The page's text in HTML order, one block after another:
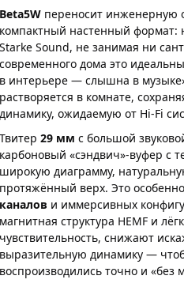
Beta5Wпереносит инженерную
компактный настенный формат:
Starke Sound, не занимая ни
современного дома это
в интерьере — слышна в
растворяется в комнате,
динамику, ожидаемую от Hi-Fi
Твитер 29 мм с большой
карбоновый «сэндвич»-вуфер с
широкую диаграмму,
протяжённый верх. Это
каналов и иммерсивных
магнитная структура HEMF и
чувствительность, снижают
выразительную динамику —
воспроизводились точно и «без